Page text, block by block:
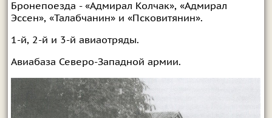
Бронепоезда - «Адмирал Колчак», «Адмирал
Эссен», «Талабчанин» и «Псковитянин».
1-й, 2-й и 3-й авиаотряды.
Авиабаза Северо-Западной армии.